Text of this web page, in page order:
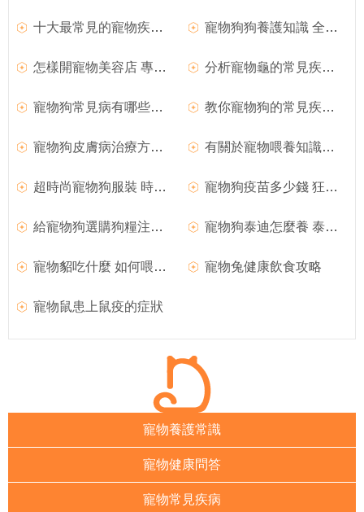
十大最常見的寵物疾病及如何預防和方法 寵物狗狗養護知識 全方面養護透析
怎樣開寵物美容店 專業寵物美容師介紹 分析寵物龜的常見疾病及解決方法
寵物狗常見病有哪些及相關注意事項 教你寵物狗的常見疾病預防措施
寵物狗皮膚病治療方法 寵物狗疾病防預 有關於寵物喂養知識和注意事項
超時尚寵物狗服裝 時尚牛仔自制方法 寵物狗疫苗多少錢 狂犬疫苗分析
給寵物狗選購狗糧注意事項 寵物狗泰迪怎麼養 泰迪犬飼養方法
寵物貂吃什麼 如何喂養寵物貂 寵物兔健康飲食攻略
寵物鼠患上鼠疫的症狀
寵物養護常識
寵物健康問答
寵物常見疾病